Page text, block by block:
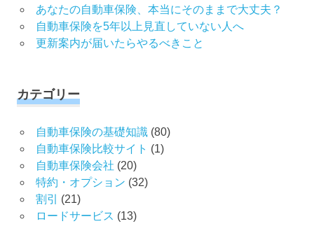
あなたの自動車保険、本当にそのままで大丈夫？
自動車保険を5年以上見直していない人へ
更新案内が届いたらやるべきこと
カテゴリー
自動車保険の基礎知識(80)
自動車保険比較サイト (1)
自動車保険会社 (20)
特約・オプション (32)
割引
(21)
ロードサービス (13)